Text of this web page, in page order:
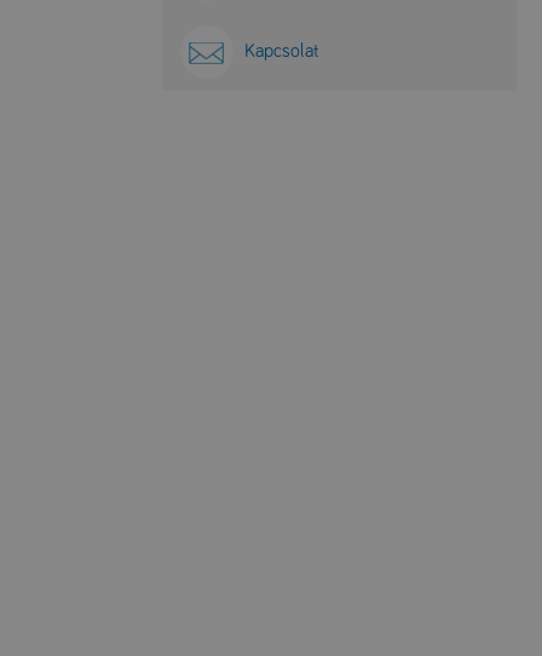
Kapcsolat